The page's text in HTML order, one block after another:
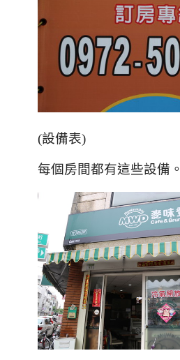
(設備表)
每個房間都有這些設備。